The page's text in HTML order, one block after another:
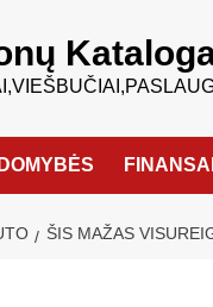
FINANSAI
ŠIS MAŽAS